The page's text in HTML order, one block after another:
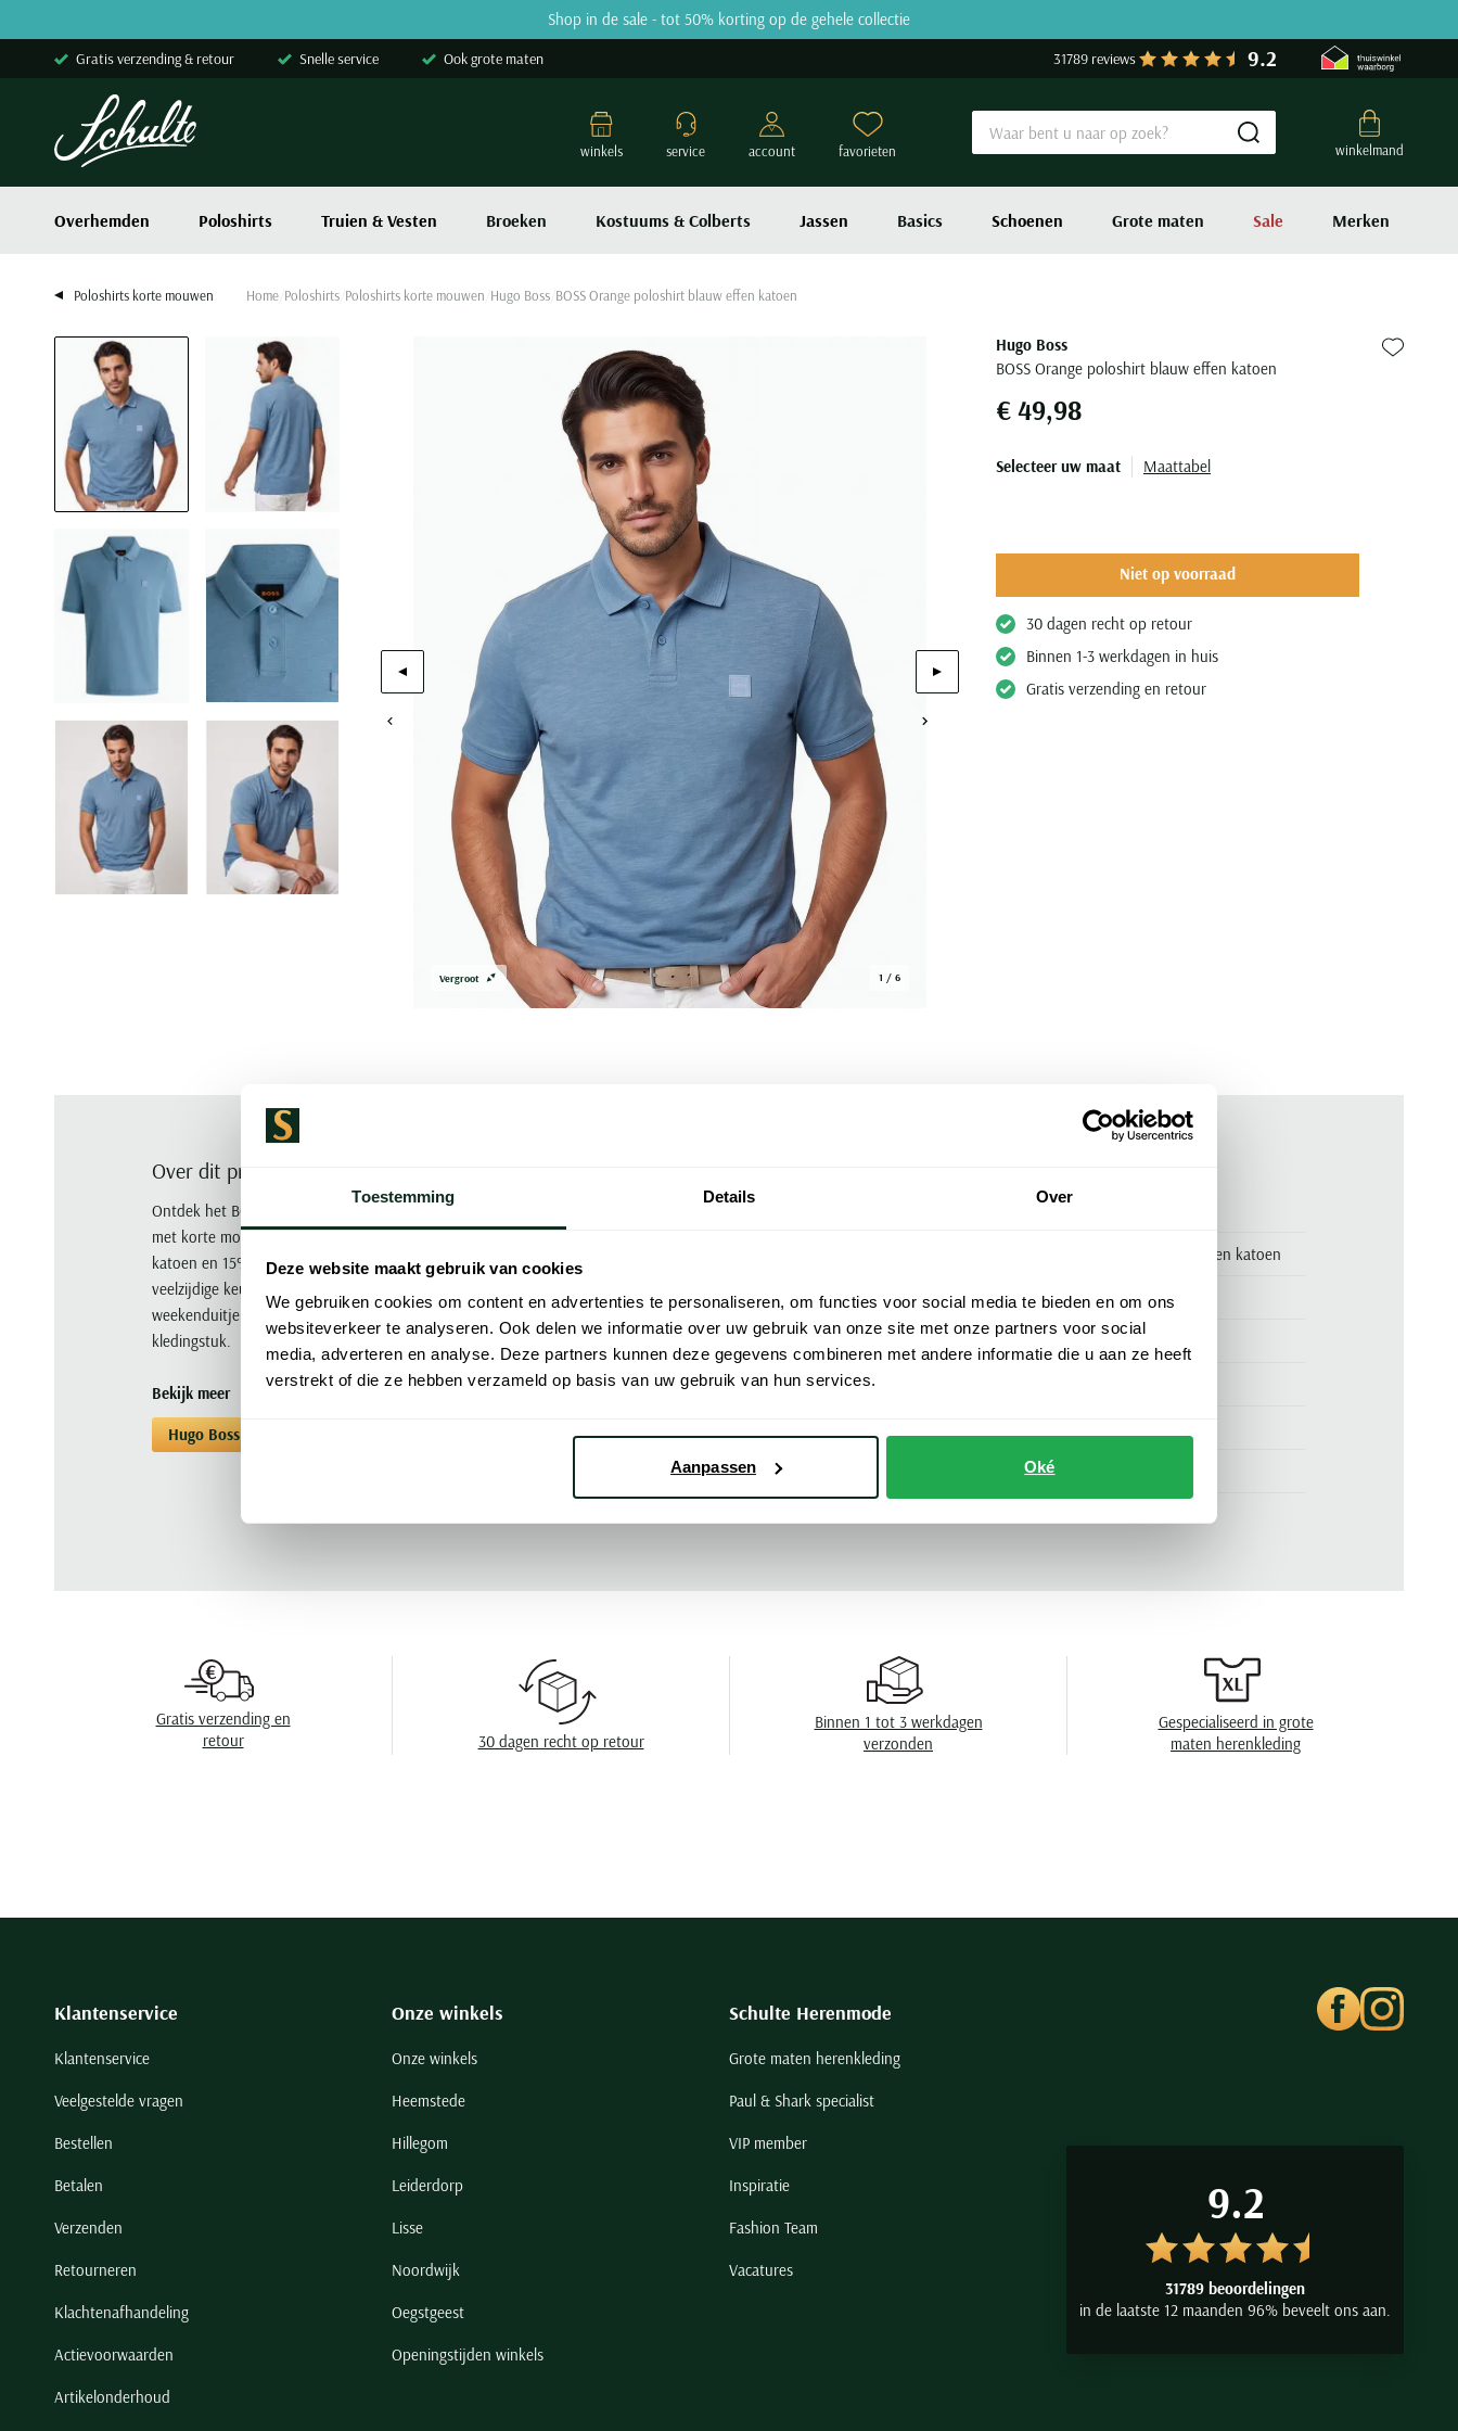
Toestemming Details Over
Deze website maakt gebruik van cookies
We gebruiken cookies om content en advertenties te personaliseren, om functies voor social media te bieden en om ons
websiteverkeer te analyseren. Ook delen we informatie over uw gebruik van onze site met onze partners voor social
media, adverteren en analyse. Deze partners kunnen deze gegevens combineren met andere informatie die u aan ze heeft
verstrekt of die ze hebben verzameld op basis van uw gebruik van hun services.
Aanpassen Oké
Shop in de sale - tot 50% korting op de gehele collectie
Gratis verzending & retour Snelle service Ook grote maten 31789 reviews 9.2
winkelmand
Submit search
Overhemden Poloshirts Truien & Vesten Broeken Kostuums & Colberts Jassen Basics Schoenen Grote maten Sale Merken
winkels service account favorieten
Poloshirts korte mouwen Home Poloshirts Poloshirts korte mouwen Hugo Boss BOSS Orange poloshirt blauw effen katoen
Vergroot 1 / 6
Hugo Boss
BOSS Orange poloshirt blauw effen katoen
Zet bij
€ 49,98
Selecteer uw maat Maattabel
Niet op voorraad
30 dagen recht op retour
Binnen 1-3 werkdagen in huis
Gratis verzending en retour
Over dit product
Ontdek het BOSS Orange poloshirt van Hugo Boss in een stijlvolle blauwe tint. Dit poloshirt
met korte mouwen heeft een normale fit en is gemaakt van een hoogwaardige mix van 85%
katoen en 15% linnen. De subtiele effen kleur en de klassieke 2-knoopssluiting maken het een
veelzijdige keuze voor de modebewuste man. Perfect voor een zomerse dag of een casual
weekenduitje. Voeg een vleugje verfijning toe aan je dagelijkse look met dit tijdloze
kledingstuk.
Bekijk meer
Hugo Boss Poloshirts korte mouwen Hugo Boss
BOSS Orange poloshirt blauw effen katoen
Merk Hugo Boss
Lijn BOSS Orange
Materiaal
blauw
Wasvoorschriften speciaal wasprogamma 30°C, niet in de
droger, strijken op lage temperatuur, niet
Gratis verzending en
retour
30 dagen recht op retour
Binnen 1 tot 3 werkdagen
verzonden
Gespecialiseerd in grote
maten herenkleding
Klantenservice
Klantenservice
Veelgestelde vragen
Bestellen
Betalen
Verzenden
Retourneren
Klachtenafhandeling
Actievoorwaarden
Artikelonderhoud
Onze winkels
Onze winkels
Heemstede
Hillegom
Leiderdorp
Lisse
Noordwijk
Oegstgeest
Openingstijden winkels
Schulte Herenmode
Grote maten herenkleding
Paul & Shark specialist
VIP member
Inspiratie
Fashion Team
Vacatures
9.2
31789 beoordelingen
in de laatste 12 maanden 96% beveelt ons aan.